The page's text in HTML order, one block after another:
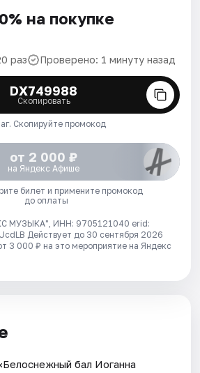
на покупке
раз Проверено: 1 минуту назад
DX749988
Скопировать
Скопируйте промокод
от 2 000 ₽
на Яндекс Афише
билет и примените промокод
до оплаты
МУЗЫКА", ИНН: 9705121040 erid:
Действует до 30 сентября 2026
3 000 ₽ на это мероприятие на Яндекс
бал Иоганна